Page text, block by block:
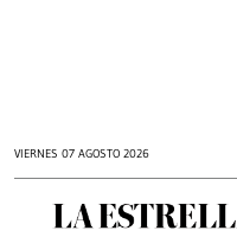
VIERNES 07 AGOSTO 2026